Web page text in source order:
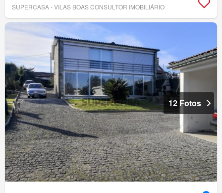
SUPERCASA - VILAS BOAS CONSULTOR IMOBILIÁRIO
12 Fotos